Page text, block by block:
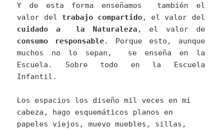
Y de esta forma enseñamos también el
valor del trabajo compartido, el valor del
cuidado a la Naturaleza , el valor de
consumo responsable. Porque esto, aunque
muchos no lo sepan, se enseña en la
Escuela. Sobre todo en la Escuela
Infantil.
Los espacios los diseño mil veces en mi
cabeza, hago esquemáticos planos en
papeles viejos, muevo muebles, sillas,